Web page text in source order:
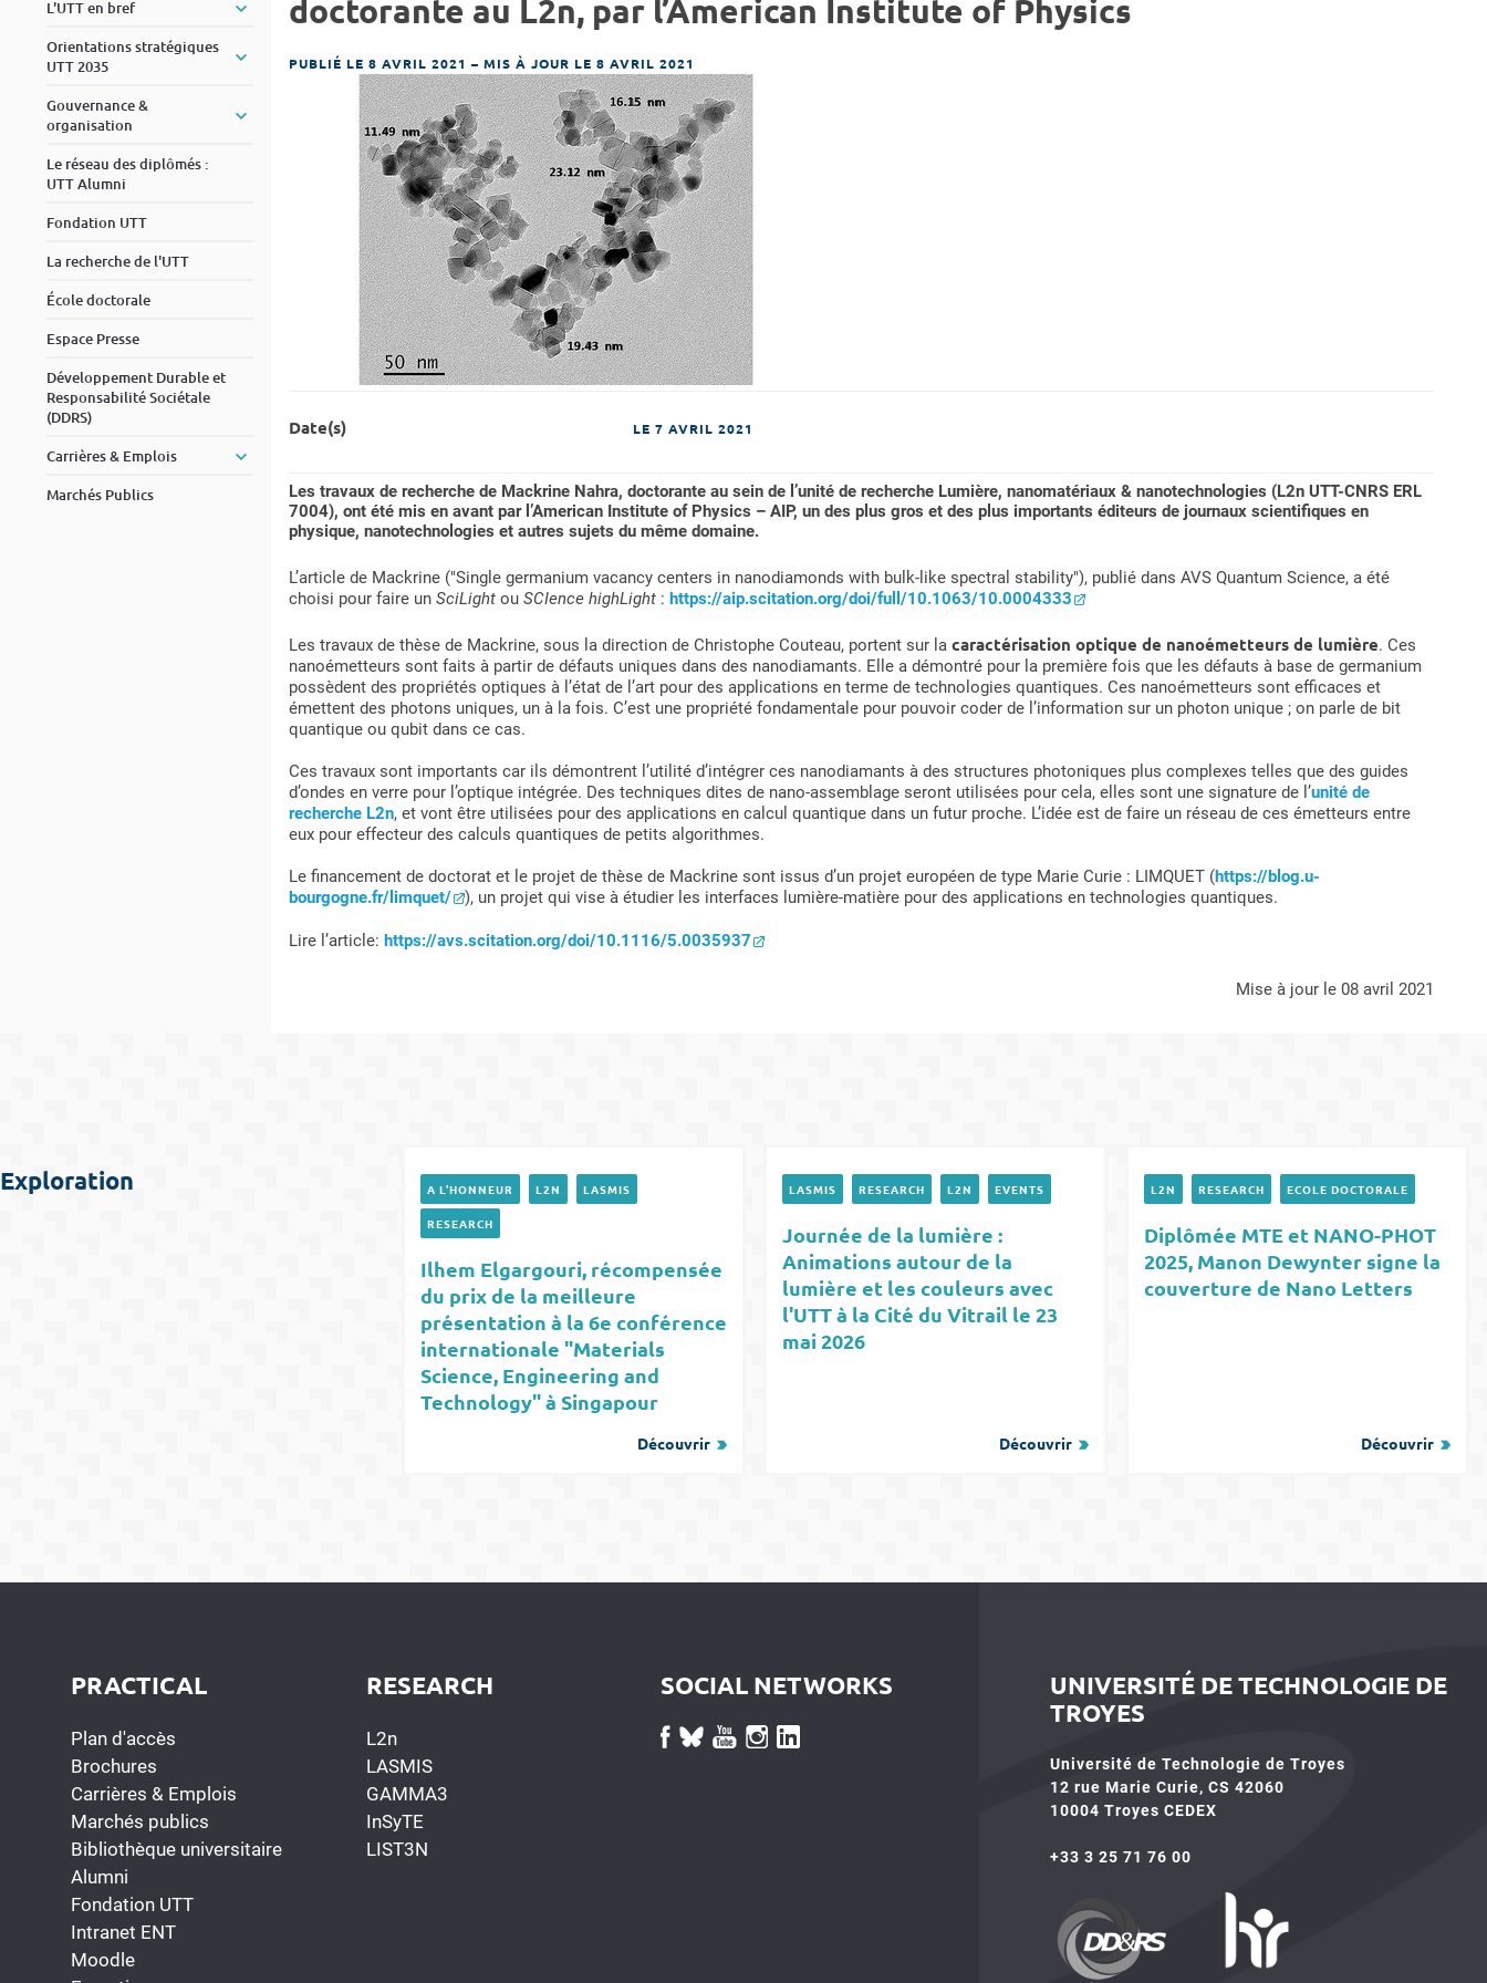
L'UTT en bref
Orientations stratégiques
UTT 2035
Gouvernance &
organisation
Le réseau des diplômés :
UTT Alumni
Fondation UTT
La recherche de l'UTT
École doctorale
Espace Presse
Développement Durable et
Responsabilité Sociétale
(DDRS)
Carrières & Emplois
Marchés Publics
doctorante au L2n, par l’American Institute of Physics
PUBLIÉ LE 8 AVRIL 2021 – MIS À JOUR LE 8 AVRIL 2021
Date(s) LE 7 AVRIL 2021
Les travaux de recherche de Mackrine Nahra, doctorante au sein de l’unité de recherche Lumière, nanomatériaux & nanotechnologies (L2n UTT-CNRS ERL
7004), ont été mis en avant par l’American Institute of Physics – AIP, un des plus gros et des plus importants éditeurs de journaux scientifiques en
physique, nanotechnologies et autres sujets du même domaine.
L’article de Mackrine ("Single germanium vacancy centers in nanodiamonds with bulk-like spectral stability"), publié dans AVS Quantum Science, a été
choisi pour faire unSciLight ouSCIence highLight : https://aip.scitation.org/doi/full/10.1063/10.0004333
Les travaux de thèse de Mackrine, sous la direction de Christophe Couteau, portent sur lacaractérisation optique de nanoémetteurs de lumière. Ces
nanoémetteurs sont faits à partir de défauts uniques dans des nanodiamants. Elle a démontré pour la première fois que les défauts à base de germanium
possèdent des propriétés optiques à l’état de l’art pour des applications en terme de technologies quantiques. Ces nanoémetteurs sont efficaces et
émettent des photons uniques, un à la fois. C’est une propriété fondamentale pour pouvoir coder de l’information sur un photon unique ; on parle de bit
quantique ou qubit dans ce cas.
Ces travaux sont importants car ils démontrent l’utilité d’intégrer ces nanodiamants à des structures photoniques plus complexes telles que des guides
d’ondes en verre pour l’optique intégrée. Des techniques dites de nano-assemblage seront utilisées pour cela, elles sont une signature de l’unité de
recherche L2n, et vont être utilisées pour des applications en calcul quantique dans un futur proche. L’idée est de faire un réseau de ces émetteurs entre
eux pour effecteur des calculs quantiques de petits algorithmes.
Le financement de doctorat et le projet de thèse de Mackrine sont issus d’un projet européen de type Marie Curie : LIMQUET (https://blog.u-
bourgogne.fr/limquet/
), un projet qui vise à étudier les interfaces lumière-matière pour des applications en technologies quantiques.
Lire l’article: https://avs.scitation.org/doi/10.1116/5.0035937
mise à jour le 08 avril 2021
Exploration A L'HONNEUR L2N LASMIS
RESEARCH
Ilhem Elgargouri, récompensée
du prix de la meilleure
présentation à la 6e conférence
internationale "Materials
Science, Engineering and
Technology" à Singapour
Découvrir
LASMIS RESEARCH L2N EVENTS
Journée de la lumière :
Animations autour de la
lumière et les couleurs avec
l'UTT à la Cité du Vitrail le 23
mai 2026
Découvrir
L2N RESEARCH ECOLE DOCTORALE
Diplômée MTE et NANO-PHOT
2025, Manon Dewynter signe la
couverture de Nano Letters
Découvrir
PRACTICAL
Plan d'accès
Brochures
Carrières & Emplois
Marchés publics
Bibliothèque universitaire
Alumni
Fondation UTT
Intranet ENT
Moodle
RESEARCH
L2n
LASMIS
GAMMA3
InSyTE
LIST3N
SOCIAL NETWORKS
UNIVERSITÉ DE TECHNOLOGIE DE
TROYES
Université de Technologie de Troyes
12 rue Marie Curie, CS 42060
10004 Troyes CEDEX
+33 3 25 71 76 00